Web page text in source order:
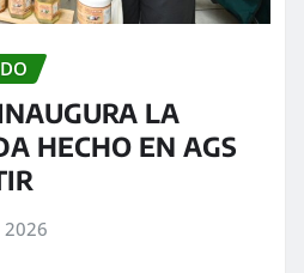
LA
HECHO EN AGS
2026